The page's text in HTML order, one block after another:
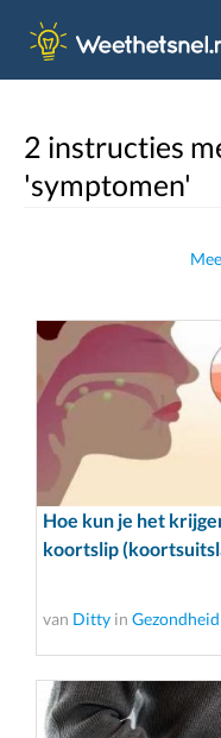
2 instructies
'symptomen'
Hoe kun je het
koortslip
van Ditty in Gezondheid